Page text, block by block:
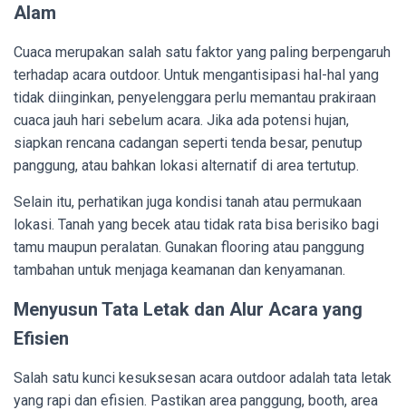
Alam
Cuaca merupakan salah satu faktor yang paling berpengaruh
terhadap acara outdoor. Untuk mengantisipasi hal-hal yang
tidak diinginkan, penyelenggara perlu memantau prakiraan
cuaca jauh hari sebelum acara. Jika ada potensi hujan,
siapkan rencana cadangan seperti tenda besar, penutup
panggung, atau bahkan lokasi alternatif di area tertutup.
Selain itu, perhatikan juga kondisi tanah atau permukaan
lokasi. Tanah yang becek atau tidak rata bisa berisiko bagi
tamu maupun peralatan. Gunakan flooring atau panggung
tambahan untuk menjaga keamanan dan kenyamanan.
Menyusun Tata Letak dan Alur Acara yang
Efisien
Salah satu kunci kesuksesan acara outdoor adalah tata letak
yang rapi dan efisien. Pastikan area panggung, booth, area